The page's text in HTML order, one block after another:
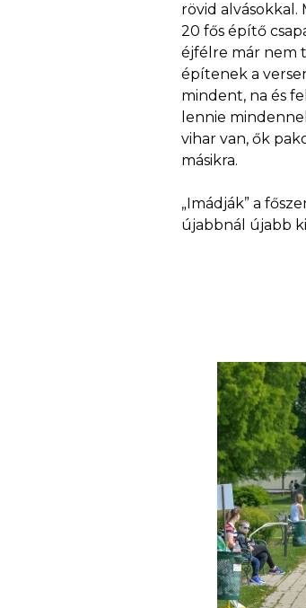
rövid
20 fős építő
éjfélre már nem
építenek a
mindent, na és
lennie
vihar van, ők
másikra.
„Imádják” a
újabbnál újabb